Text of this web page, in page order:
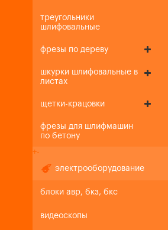
треугольники
шлифовальные
фрезы по дереву
шкурки шлифовальные в
листах
щетки-крацовки
фрезы для шлифмашин
по бетону
+-
электрооборудование
блоки авр, бкз, бкс
видеоскопы